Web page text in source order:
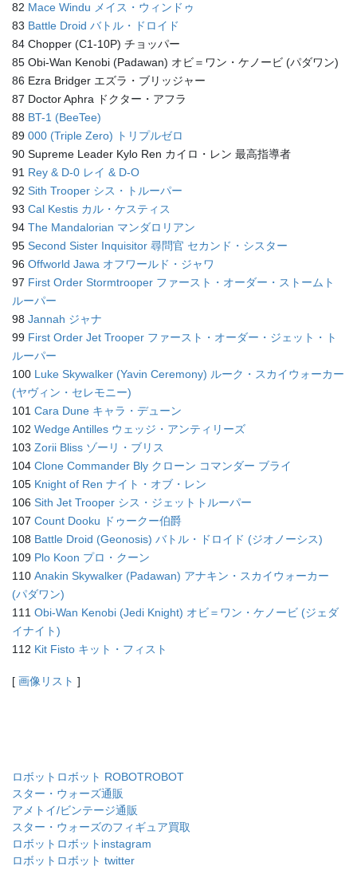
82 Mace Windu メイス・ウィンドゥ
83 Battle Droid バトル・ドロイド
84 Chopper (C1-10P) チョッパー
85 Obi-Wan Kenobi (Padawan) オビ＝ワン・ケノービ (パダワン)
86 Ezra Bridger エズラ・ブリッジャー
87 Doctor Aphra ドクター・アフラ
88 BT-1 (BeeTee)
89 000 (Triple Zero) トリプルゼロ
90 Supreme Leader Kylo Ren カイロ・レン 最高指導者
91 Rey & D-0 レイ & D-O
92 Sith Trooper シス・トルーパー
93 Cal Kestis カル・ケスティス
94 The Mandalorian マンダロリアン
95 Second Sister Inquisitor 尋問官 セカンド・シスター
96 Offworld Jawa オフワールド・ジャワ
97 First Order Stormtrooper ファースト・オーダー・ストームト
ルーパー
98 Jannah ジャナ
99 First Order Jet Trooper ファースト・オーダー・ジェット・ト
ルーパー
100 Luke Skywalker (Yavin Ceremony) ルーク・スカイウォーカー
(ヤヴィン・セレモニー)
101 Cara Dune キャラ・デューン
102 Wedge Antilles ウェッジ・アンティリーズ
103 Zorii Bliss ゾーリ・ブリス
104 Clone Commander Bly クローン コマンダー ブライ
105 Knight of Ren ナイト・オブ・レン
106 Sith Jet Trooper シス・ジェットトルーパー
107 Count Dooku ドゥークー伯爵
108 Battle Droid (Geonosis) バトル・ドロイド (ジオノーシス)
109 Plo Koon プロ・クーン
110 Anakin Skywalker (Padawan) アナキン・スカイウォーカー
(パダワン)
111 Obi-Wan Kenobi (Jedi Knight) オビ＝ワン・ケノービ (ジェダ
イナイト)
112 Kit Fisto キット・フィスト
[ 画像リスト ]
ロボットロボット ROBOTROBOT
スター・ウォーズ通販
アメトイ/ビンテージ通販
スター・ウォーズのフィギュア買取
ロボットロボットinstagram
ロボットロボット twitter